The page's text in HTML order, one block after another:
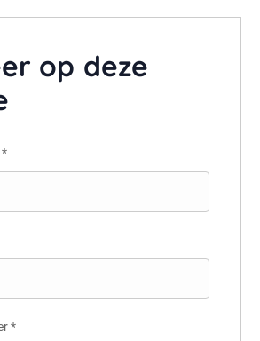
op deze
*
*